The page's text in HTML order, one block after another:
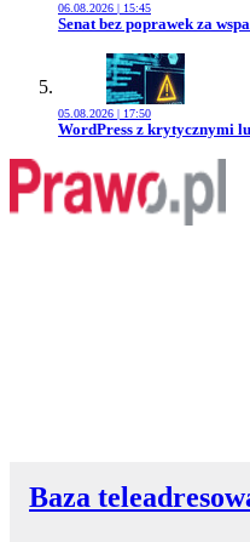
06.08.2026 | 15:45
Przejdź do artykułu:
Senat bez poprawek za
05.08.2026 | 17:50
Przejdź do artykułu:
WordPress z krytycznymi
Baza